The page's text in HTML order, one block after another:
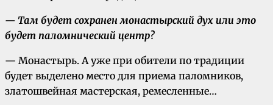
— Там будет сохранен монастырский дух или это
будет паломнический центр?
— Монастырь. А уже при обители по традиции
будет выделено место для приема паломников,
златошвейная мастерская, ремесленные…